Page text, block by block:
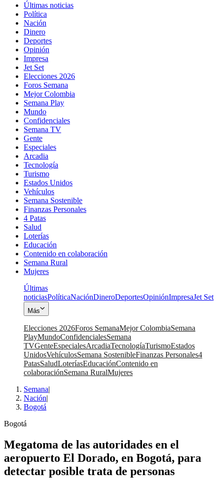
Últimas noticias
Política
Nación
Dinero
Deportes
Opinión
Impresa
Jet Set
Elecciones 2026
Foros Semana
Mejor Colombia
Semana Play
Mundo
Confidenciales
Semana TV
Gente
Especiales
Arcadia
Tecnología
Turismo
Estados Unidos
Vehículos
Semana Sostenible
Finanzas Personales
4 Patas
Salud
Loterías
Educación
Contenido en colaboración
Semana Rural
Mujeres
Últimas
noticiasPolíticaNaciónDineroDeportesOpiniónImpresaJet Set
Más
Elecciones 2026Foros SemanaMejor ColombiaSemana
PlayMundoConfidencialesSemana
TVGenteEspecialesArcadiaTecnologíaTurismoEstados
UnidosVehículosSemana SostenibleFinanzas Personales4
PatasSaludLoteríasEducaciónContenido en
colaboraciónSemana RuralMujeres
Semana|
Nación|
Bogotá
Bogotá
Megatoma de las autoridades en el
aeropuerto El Dorado, en Bogotá, para
detectar posible trata de personas